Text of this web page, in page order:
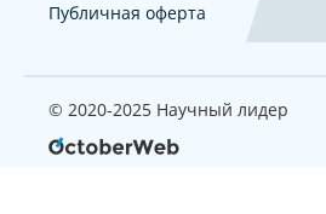
Публичная оферта
© 2020-2025 Научный лидер